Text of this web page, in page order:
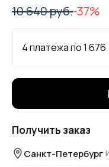
10 640 руб.-37%
4 платежа по1 676
Получить заказ
Санкт-Петербург